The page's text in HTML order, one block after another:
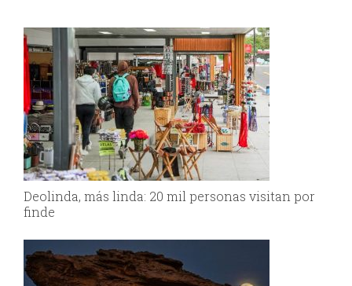
Deolinda, más linda: 20 mil personas visitan por
finde